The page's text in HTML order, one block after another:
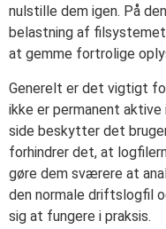
nulstille dem igen. På
belastning af
at gemme fortrolige
Generelt er det vigtigt
ikke er permanent
side beskytter det
forhindrer det, at
gøre dem sværere at
den normale driftslogfil
sig at fungere i praksis.